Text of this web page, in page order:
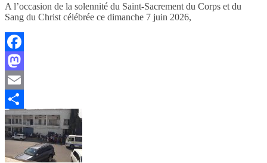
A l’occasion de la solennité du Saint-Sacrement du Corps et du
Sang du Christ célébrée ce dimanche 7 juin 2026,
Facebook
Mastodon
Email
Partager